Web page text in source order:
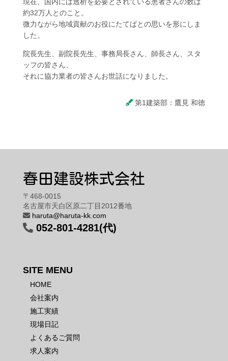
約32万人とのこと。
微力ながら地域貢献のお役にたてばとの思いを形にしま
した。
院長先生、副院長先生、事務局長さん、師長さん、スタ
ッフの皆さん、
それに協力業者の皆さんお世話になりました。
第1建築部：鷹見 和徳
春田建設株式会社
〒468-0015
名古屋市天白区原二丁目2012番地
haruta@haruta-kk.com
052-801-4281(代)
SITE MENU
HOME
会社案内
施工実績
現場日記
よくあるご質問
求人案内